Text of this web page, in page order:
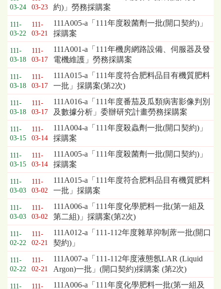
標
採
購
列
欄
位
依
序
開
標
日
期、
截
標
期、
公
告
事
03-24
03-23
約)」勞務採購案
111-
03-22
111-
03-21
111A005-a「111年度殺菌劑一批(開口契約)」
採購案
111-
03-18
111-
03-17
111A001-a「111年機房網路設備、伺服器及發
電機維護」勞務採購案
111-
03-18
111-
03-17
111A015-a「111年度符合肥料品目有機質肥料
一批」採購案(第2次)
111-
03-18
111-
03-17
111A016-a「111年度番茄及瓜類病害影像判別
及數據分析」委辦研究計畫勞務採購案
111-
03-15
111-
03-14
111A004-a「111年度殺蟲劑一批(開口契約)」
採購案
111-
03-15
111-
03-14
111A005-a「111年度殺菌劑一批(開口契約)」
採購案
111-
03-03
111-
03-02
111A015-a「111年度符合肥料品目有機質肥料
一批」採購案
111-
03-03
111-
03-02
111A006-a「111年度化學肥料一批(第一組及
第二組)」採購案(第2次)
111-
02-22
111-
02-21
111A012-a「111-112年度雜草抑制蓆一批(開口
契約)」
111-
02-22
111-
02-21
111A007-a「111-112年度液態氬LAR (Liquid
Argon)一批」(開口契約)採購案 (第2次)
111-
111-
111A006-a「111年度化學肥料一批(第一組及